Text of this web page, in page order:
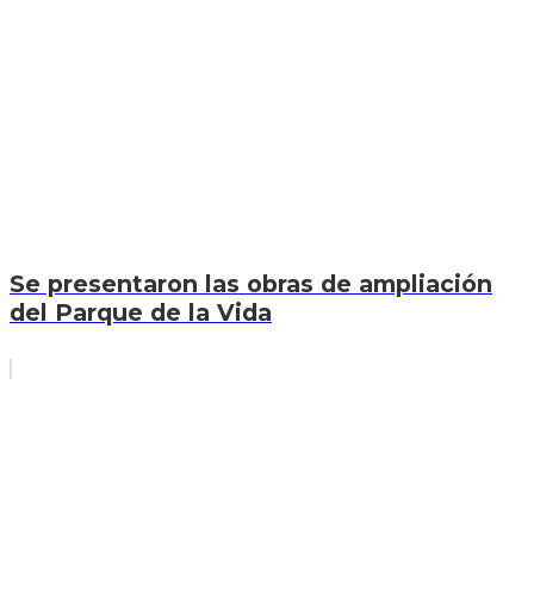
Se presentaron las obras de ampliación
del Parque de la Vida